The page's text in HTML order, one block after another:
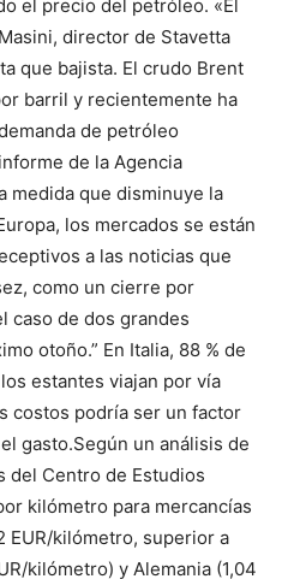
el precio del petróleo. «El
director de Stavetta
que bajista. El crudo Brent
barril y recientemente ha
de petróleo
de la Agencia
medida que disminuye la
los mercados se están
a las noticias que
como un cierre por
caso de dos grandes
otoño.” En Italia, 88 % de
estantes viajan por vía
costos podría ser un factor
gasto.Según un análisis de
del Centro de Estudios
kilómetro para mercancías
EUR/kilómetro, superior a
kilómetro) y Alemania (1,04